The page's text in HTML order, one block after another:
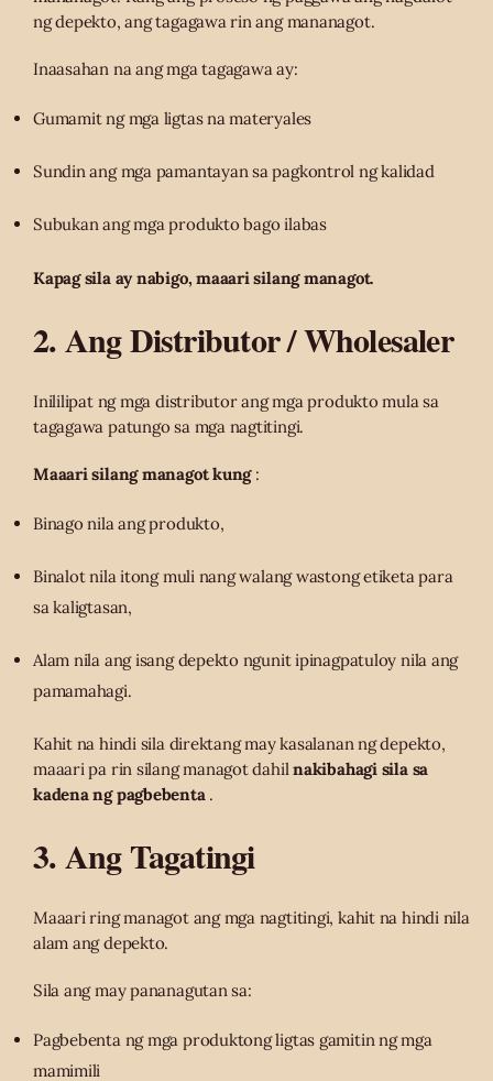
ng depekto, ang tagagawa rin ang mananagot.
Inaasahan na ang mga tagagawa ay:
Gumamit ng mga ligtas na materyales
Sundin ang mga pamantayan sa pagkontrol ng kalidad
Subukan ang mga produkto bago ilabas
Kapag sila ay nabigo, maaari silang managot.
2. Ang Distributor / Wholesaler
Inililipat ng mga distributor ang mga produkto mula sa
tagagawa patungo sa mga nagtitingi.
Maaari silang managot kung:
Binago nila ang produkto,
Binalot nila itong muli nang walang wastong etiketa para
sa kaligtasan,
Alam nila ang isang depekto ngunit ipinagpatuloy nila ang
pamamahagi.
Kahit na hindi sila direktang may kasalanan ng depekto,
maaari pa rin silang managot dahilnakibahagi sila sa
kadena ng pagbebenta.
3. Ang Tagatingi
Maaari ring managot ang mga nagtitingi, kahit na hindi nila
alam ang depekto.
Sila ang may pananagutan sa:
Pagbebenta ng mga produktong ligtas gamitin ng mga
mamimili